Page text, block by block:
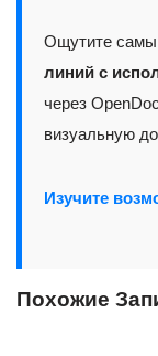
Ощутите
линий с
через
визуальную
Изучите
Похожие